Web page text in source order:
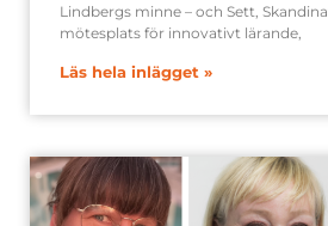
Lindbergs minne – och Sett,
mötesplats för innovativt lärande,
Läs hela inlägget »